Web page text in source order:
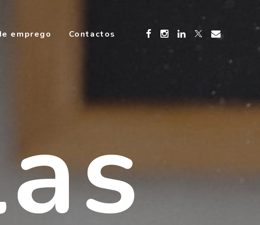
emprego Contactos